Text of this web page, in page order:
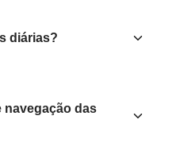
diárias?
navegação das